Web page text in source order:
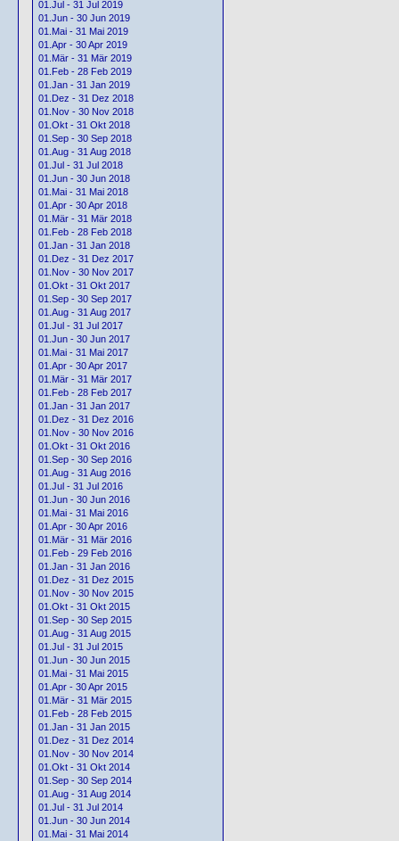
01.Jul - 31 Jul 2019
01.Jun - 30 Jun 2019
01.Mai - 31 Mai 2019
01.Apr - 30 Apr 2019
01.Mär - 31 Mär 2019
01.Feb - 28 Feb 2019
01.Jan - 31 Jan 2019
01.Dez - 31 Dez 2018
01.Nov - 30 Nov 2018
01.Okt - 31 Okt 2018
01.Sep - 30 Sep 2018
01.Aug - 31 Aug 2018
01.Jul - 31 Jul 2018
01.Jun - 30 Jun 2018
01.Mai - 31 Mai 2018
01.Apr - 30 Apr 2018
01.Mär - 31 Mär 2018
01.Feb - 28 Feb 2018
01.Jan - 31 Jan 2018
01.Dez - 31 Dez 2017
01.Nov - 30 Nov 2017
01.Okt - 31 Okt 2017
01.Sep - 30 Sep 2017
01.Aug - 31 Aug 2017
01.Jul - 31 Jul 2017
01.Jun - 30 Jun 2017
01.Mai - 31 Mai 2017
01.Apr - 30 Apr 2017
01.Mär - 31 Mär 2017
01.Feb - 28 Feb 2017
01.Jan - 31 Jan 2017
01.Dez - 31 Dez 2016
01.Nov - 30 Nov 2016
01.Okt - 31 Okt 2016
01.Sep - 30 Sep 2016
01.Aug - 31 Aug 2016
01.Jul - 31 Jul 2016
01.Jun - 30 Jun 2016
01.Mai - 31 Mai 2016
01.Apr - 30 Apr 2016
01.Mär - 31 Mär 2016
01.Feb - 29 Feb 2016
01.Jan - 31 Jan 2016
01.Dez - 31 Dez 2015
01.Nov - 30 Nov 2015
01.Okt - 31 Okt 2015
01.Sep - 30 Sep 2015
01.Aug - 31 Aug 2015
01.Jul - 31 Jul 2015
01.Jun - 30 Jun 2015
01.Mai - 31 Mai 2015
01.Apr - 30 Apr 2015
01.Mär - 31 Mär 2015
01.Feb - 28 Feb 2015
01.Jan - 31 Jan 2015
01.Dez - 31 Dez 2014
01.Nov - 30 Nov 2014
01.Okt - 31 Okt 2014
01.Sep - 30 Sep 2014
01.Aug - 31 Aug 2014
01.Jul - 31 Jul 2014
01.Jun - 30 Jun 2014
01.Mai - 31 Mai 2014